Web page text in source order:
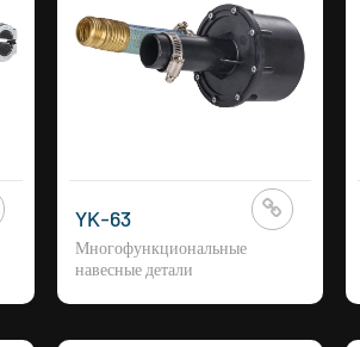
YK-63
Многофункциональные
навесные детали